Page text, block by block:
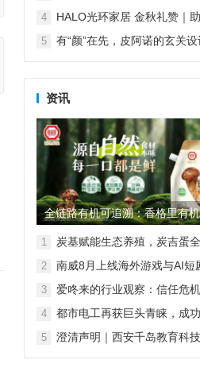
4
HALO光环家居 金秋礼赞｜
5
有“颜”在先，皮阿诺的玄关
资讯
全链路有机可追溯：香格里有
家庭餐桌筑起“品质护城河”
1
炭基赋能生态养殖，炭吉蛋
2
南威8月上线海外游戏与AI短
3
爱咚来的行业观察：信任危
4
都市电工再获巨头青睐，成
售后安装维保项目
5
澄清声明｜西安千岛教育科